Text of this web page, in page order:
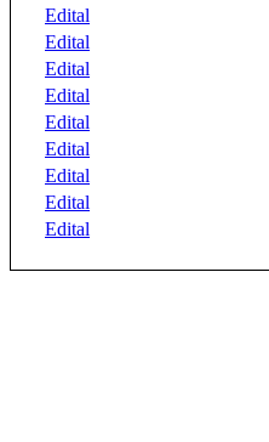
Edital
Edital
Edital
Edital
Edital
Edital
Edital
Edital
Edital